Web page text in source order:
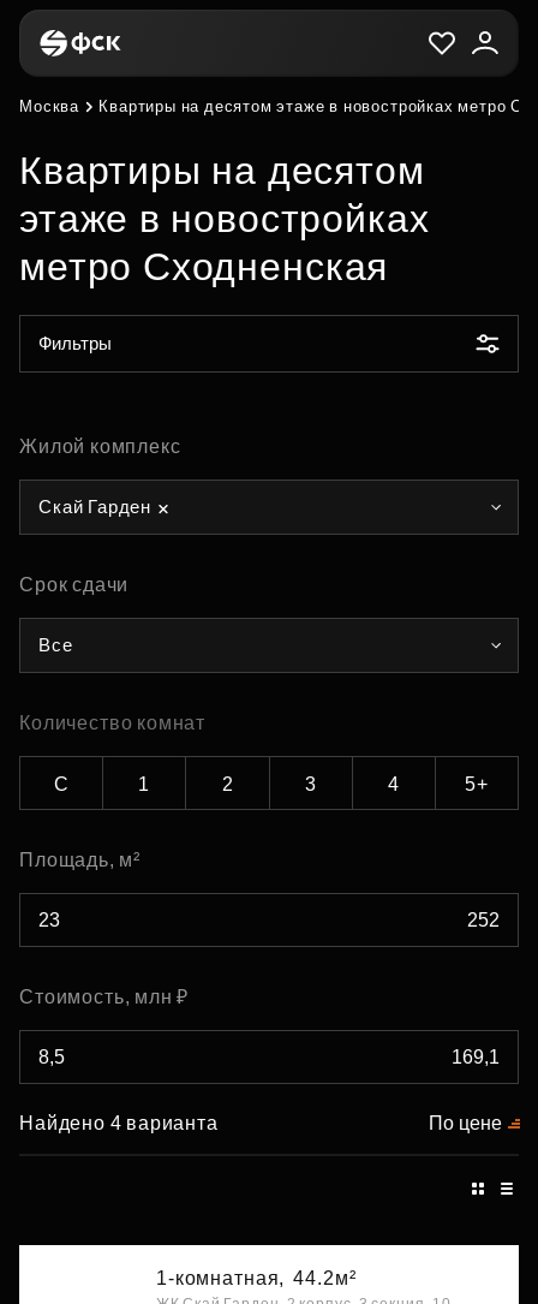
Москва Квартиры на десятом этаже в новостройках метро
Квартиры на десятом
этаже в новостройках
метро Сходненская
Фильтры
Жилой комплекс
Скай Гарден
Срок сдачи
Все
Количество комнат
С 1 2 3 4 5+
Площадь, м²
Стоимость, млн ₽
Найдено 4 варианта По цене
1-комнатная, 44.2м²